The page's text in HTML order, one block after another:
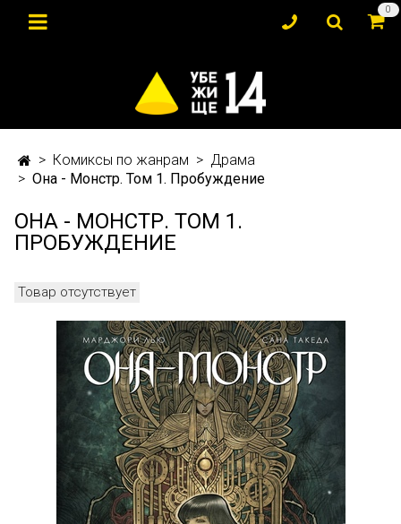
0
Комиксы по жанрам
Драма
Она - Монстр. Том 1. Пробуждение
ОНА - МОНСТР. ТОМ 1.
ПРОБУЖДЕНИЕ
Товар отсутствует